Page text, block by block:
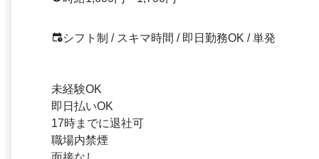
シフト制 / スキマ時間 / 即日勤務OK / 単発
未経験OK
即日払いOK
17時までに退社可
職場内禁煙